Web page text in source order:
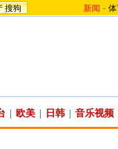
搜狗 新闻 -
欧美 日韩 音乐视频